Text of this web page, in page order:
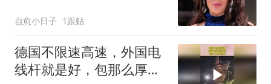
自愈小日子 1跟贴
德国不限速高速，外国电
线杆就是好，包那么厚的